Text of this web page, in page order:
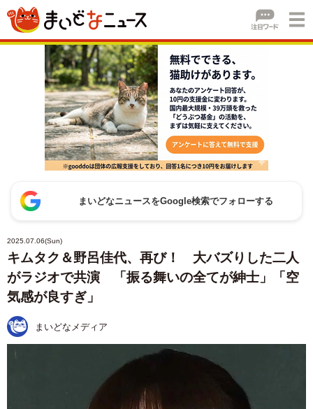
まいどなニュースをGoogle検索でフォローする
2025.07.06(Sun)
キムタク＆野呂佳代、再び！ 大バズりした二人
がラジオで共演 「振る舞いの全てが紳士」「空
気感が良すぎ」
まいどなメディア